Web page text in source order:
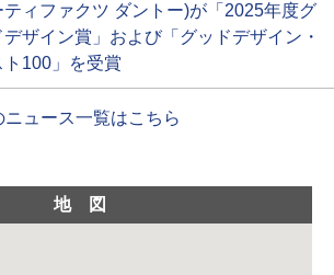
ティファクツ ダントー)が「2025年度グ
デザイン賞」および「グッドデザイン・
ト100」を受賞
ュース一覧はこちら
地図